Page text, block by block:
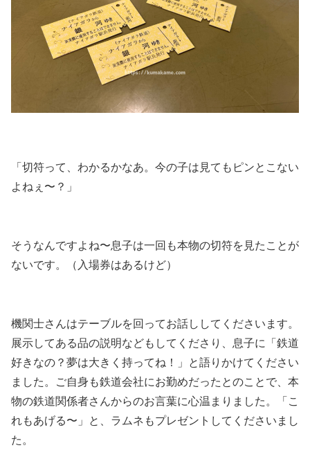
「切符って、わかるかなあ。今の子は見てもピンとこない
よねぇ〜？」
そうなんですよね〜息子は一回も本物の切符を見たことが
ないです。（入場券はあるけど）
機関士さんはテーブルを回ってお話ししてくださいます。
展示してある品の説明などもしてくださり、息子に「鉄道
好きなの？夢は大きく持ってね！」と語りかけてください
ました。ご自身も鉄道会社にお勤めだったとのことで、本
物の鉄道関係者さんからのお言葉に心温まりました。「こ
れもあげる〜」と、ラムネもプレゼントしてくださいまし
た。